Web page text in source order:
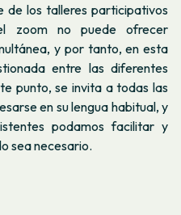
los talleres participativos
zoom no puede ofrecer
y por tanto, en esta
entre las diferentes
punto, se invita a todas las
en su lengua habitual, y
podamos facilitar y
sea necesario.